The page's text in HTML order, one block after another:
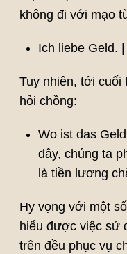
không đi với mạo
Ich liebe Geld.
Tuy nhiên, tới
hỏi chồng:
Wo ist das
đây, chúng ta
là tiền lương
Hy vọng với một
hiểu được việc sử
trên đều phục vụ